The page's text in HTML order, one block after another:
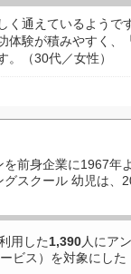
く通えているようで
体験が積みやすく、
。（30代／女性）
前身企業に1967年
スクール 幼児は、
用した1,390人にア
ビス）を対象にした